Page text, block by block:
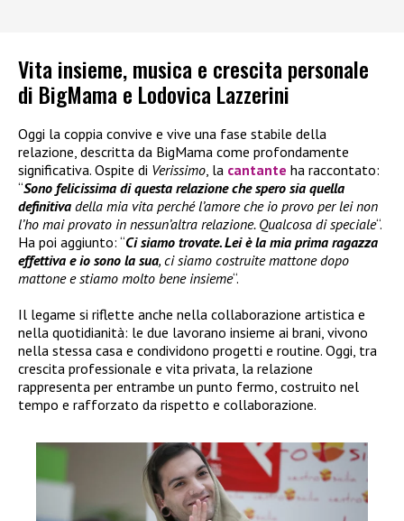
Vita insieme, musica e crescita personale
di BigMama e Lodovica Lazzerini
Oggi la coppia convive e vive una fase stabile della
relazione, descritta da BigMama come profondamente
significativa. Ospite di Verissimo, la cantante ha raccontato:
“Sono felicissima di questa relazione che spero sia quella
definitiva della mia vita perché l’amore che io provo per lei non
l’ho mai provato in nessun’altra relazione. Qualcosa di speciale“.
Ha poi aggiunto: “Ci siamo trovate. Lei è la mia prima ragazza
effettiva e io sono la sua, ci siamo costruite mattone dopo
mattone e stiamo molto bene insieme“.
Il legame si riflette anche nella collaborazione artistica e
nella quotidianità: le due lavorano insieme ai brani, vivono
nella stessa casa e condividono progetti e routine. Oggi, tra
crescita professionale e vita privata, la relazione
rappresenta per entrambe un punto fermo, costruito nel
tempo e rafforzato da rispetto e collaborazione.